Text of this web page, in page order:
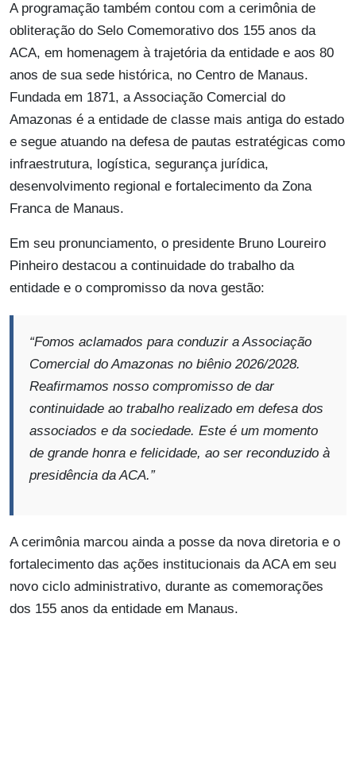
A programação também contou com a cerimônia de
obliteração do Selo Comemorativo dos 155 anos da
ACA, em homenagem à trajetória da entidade e aos 80
anos de sua sede histórica, no Centro de Manaus.
Fundada em 1871, a Associação Comercial do
Amazonas é a entidade de classe mais antiga do estado
e segue atuando na defesa de pautas estratégicas como
infraestrutura, logística, segurança jurídica,
desenvolvimento regional e fortalecimento da Zona
Franca de Manaus.
Em seu pronunciamento, o presidente Bruno Loureiro
Pinheiro destacou a continuidade do trabalho da
entidade e o compromisso da nova gestão:
“Fomos aclamados para conduzir a Associação
Comercial do Amazonas no biênio 2026/2028.
Reafirmamos nosso compromisso de dar
continuidade ao trabalho realizado em defesa dos
associados e da sociedade. Este é um momento
de grande honra e felicidade, ao ser reconduzido à
presidência da ACA.”
A cerimônia marcou ainda a posse da nova diretoria e o
fortalecimento das ações institucionais da ACA em seu
novo ciclo administrativo, durante as comemorações
dos 155 anos da entidade em Manaus.